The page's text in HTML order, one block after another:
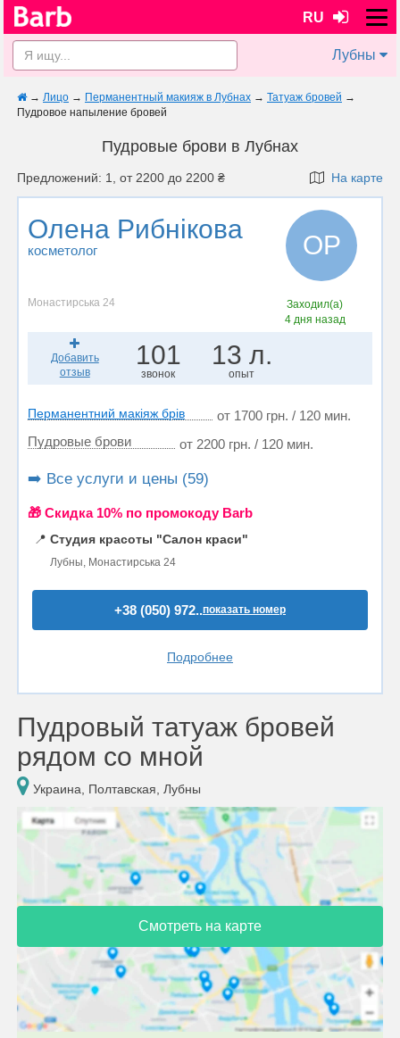
RU
Лубны
→ Лицо → Перманентный макияж в Лубнах → Татуаж бровей →
Пудровое напыление бровей
Пудровые брови в Лубнах
Предложений: 1, от 2200 до 2200 ₴ На карте
Олена Рибнікова
косметолог ОР
Монастирська 24
Заходил(а)
4 дня назад
Добавить
отзыв
101
звонок
13 л.
опыт
Перманентний макіяж брів
от 1700 грн. / 120 мин.
Пудровые брови
от 2200 грн. / 120 мин.
➡️ Все услуги и цены (59)
🎁 Cкидка 10% по промокоду Barb
📍 Студия красоты "Салон краси"
Лубны, Монастирська 24
+38 (050) 972..показать номер
Подробнее
Пудровый татуаж бровей
рядом со мной
Украина, Полтавская, Лубны
Смотреть на карте